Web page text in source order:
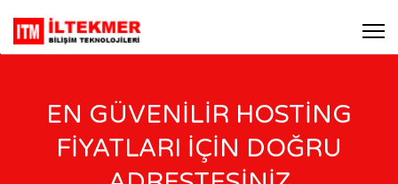
EN GÜVENİLİR HOSTİNG
FİYATLARI İÇİN DOĞRU